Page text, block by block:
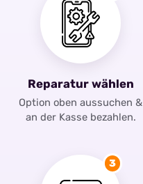
Reparatur wählen
Option oben aussuchen &
an der Kasse bezahlen.
3